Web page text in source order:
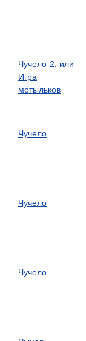
Чучело-2, или
Игра
мотыльков
Чучело
Чучело
Чучело